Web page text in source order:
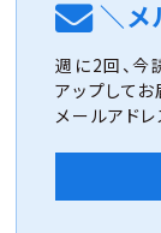
＼メ
週に2回、今
アップして
メールアド